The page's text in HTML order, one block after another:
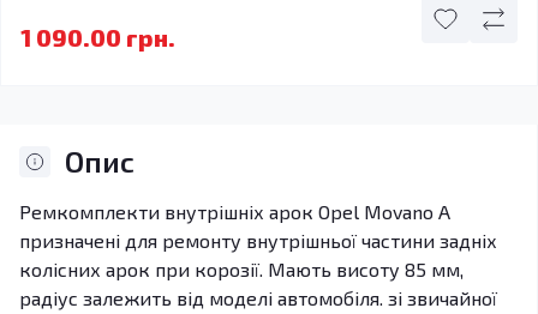
1 090.00 грн.
Опис
Ремкомплекти внутрішніх арок Opel Movano A
призначені для ремонту внутрішньої частини задніх
колісних арок при корозії. Мають висоту 85 мм,
радіус залежить від моделі автомобіля. зі звичайної